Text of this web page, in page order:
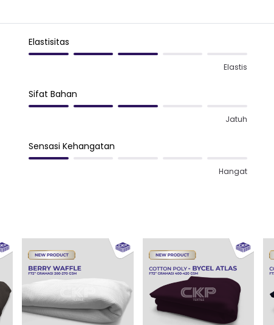
Elastisitas
Elastis
Sifat Bahan
Jatuh
Sensasi Kehangatan
Hangat